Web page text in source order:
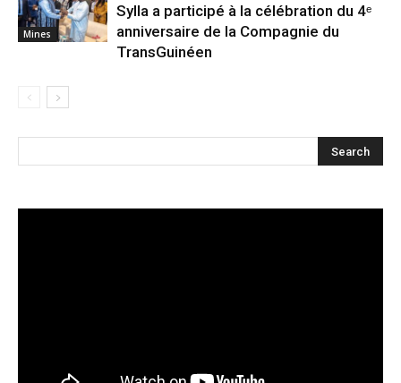
Mines
Sylla a participé à la célébration du 4ᵉ
anniversaire de la Compagnie du
TransGuinéen